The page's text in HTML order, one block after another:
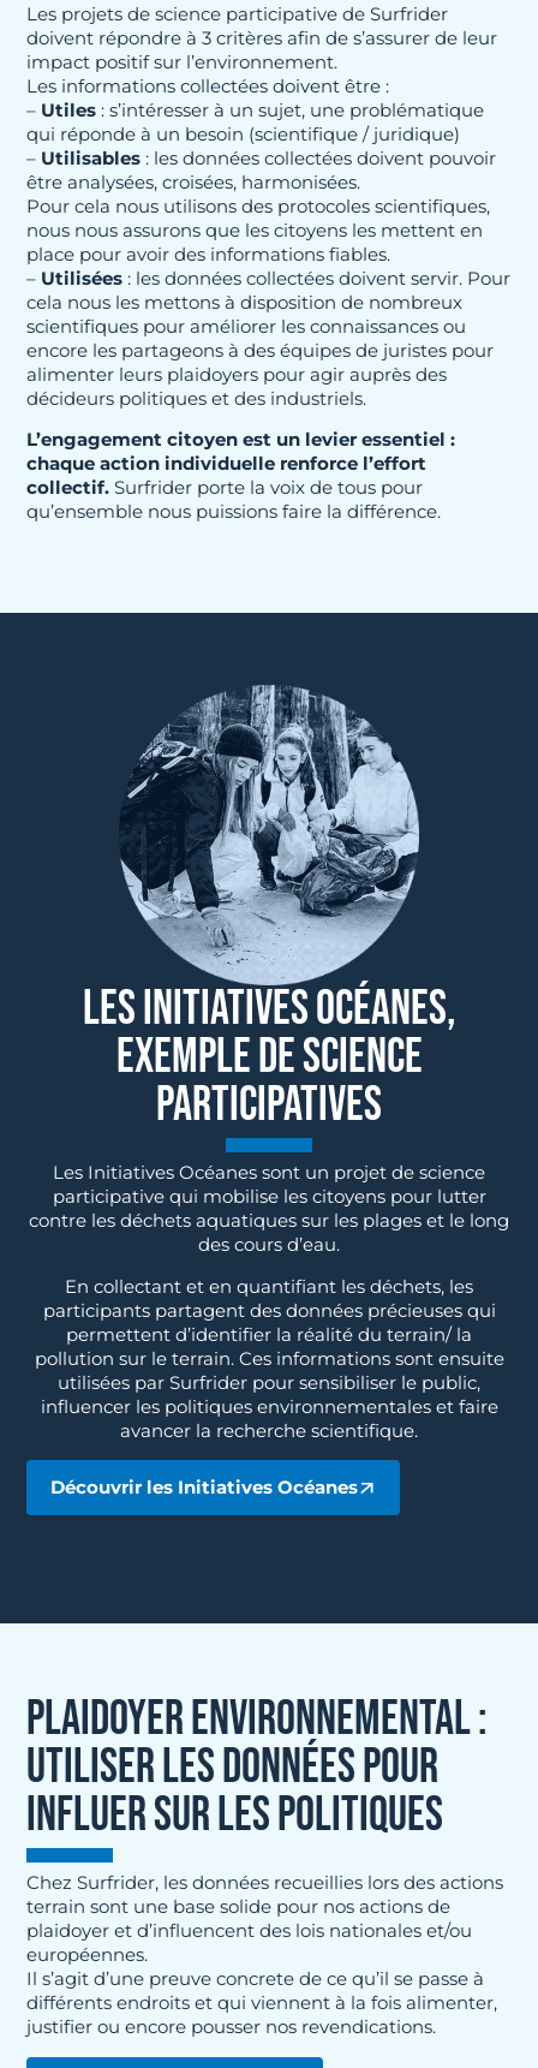
Les projets de science participative de Surfrider
doivent répondre à 3 critères afin de s’assurer de leur
impact positif sur l’environnement.
Les informations collectées doivent être :
– Utiles : s’intéresser à un sujet, une problématique
qui réponde à un besoin (scientifique / juridique)
– Utilisables : les données collectées doivent pouvoir
être analysées, croisées, harmonisées.
Pour cela nous utilisons des protocoles scientifiques,
nous nous assurons que les citoyens les mettent en
place pour avoir des informations fiables.
– Utilisées : les données collectées doivent servir. Pour
cela nous les mettons à disposition de nombreux
scientifiques pour améliorer les connaissances ou
encore les partageons à des équipes de juristes pour
alimenter leurs plaidoyers pour agir auprès des
décideurs politiques et des industriels.
L’engagement citoyen est un levier essentiel :
chaque action individuelle renforce l’effort
collectif. Surfrider porte la voix de tous pour
qu’ensemble nous puissions faire la différence.
LES INITIATIVES OCÉANES,
EXEMPLE DE SCIENCE
PARTICIPATIVES
Les Initiatives Océanes sont un projet de science
participative qui mobilise les citoyens pour lutter
contre les déchets aquatiques sur les plages et le long
des cours d’eau.
En collectant et en quantifiant les déchets, les
participants partagent des données précieuses qui
permettent d’identifier la réalité du terrain/ la
pollution sur le terrain. Ces informations sont ensuite
utilisées par Surfrider pour sensibiliser le public,
influencer les politiques environnementales et faire
avancer la recherche scientifique.
Découvrir les Initiatives Océanes
PLAIDOYER ENVIRONNEMENTAL :
UTILISER LES DONNÉES POUR
INFLUER SUR LES POLITIQUES
Chez Surfrider, les données recueillies lors des actions
terrain sont une base solide pour nos actions de
plaidoyer et d’influencent des lois nationales et/ou
européennes.
Il s’agit d’une preuve concrete de ce qu’il se passe à
différents endroits et qui viennent à la fois alimenter,
justifier ou encore pousser nos revendications.